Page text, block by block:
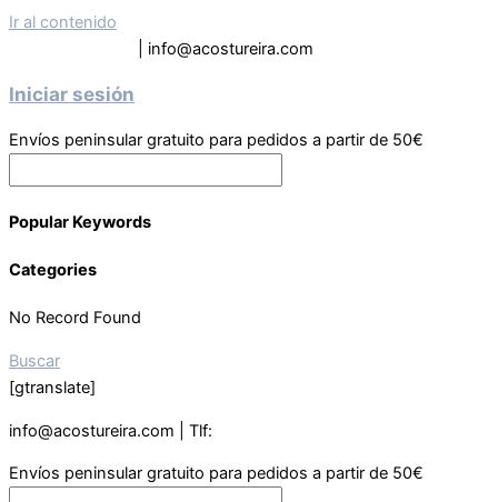
Ir al contenido
| info@acostureira.com
Iniciar sesión
Envíos peninsular gratuito para pedidos a partir de 50€
Popular Keywords
Categories
No Record Found
Buscar
[gtranslate]
info@acostureira.com | Tlf:
Envíos peninsular gratuito para pedidos a partir de 50€